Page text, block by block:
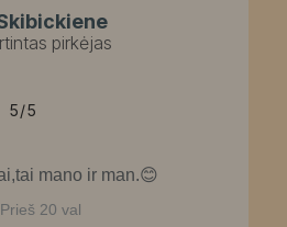
pirkėjas
5/5
mano ir man.😊
Prieš 20 val